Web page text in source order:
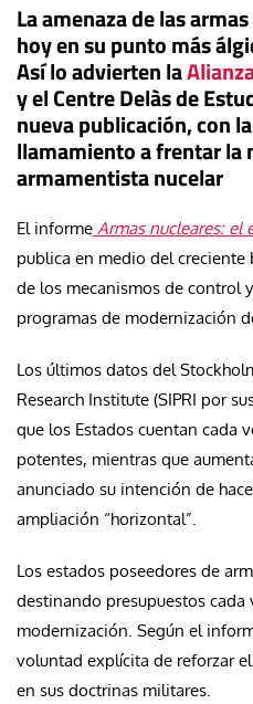
La amenaza de las
hoy en su punto más
Así lo advierten la
y el Centre Delàs de
nueva publicación, con
llamamiento a frentar la
armamentista nucelar
El informe Armas nucleares: el
publica en medio del
de los mecanismos de control
programas de modernización
Los últimos datos del
Research Institute (SIPRI por
que los Estados cuentan cada
potentes, mientras que
anunciado su intención de
ampliación “horizontal”.
Los estados poseedores de
destinando presupuestos cada
modernización. Según el
voluntad explícita de reforzar
en sus doctrinas militares.